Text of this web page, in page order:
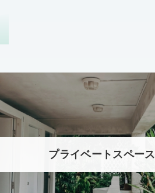
プライベートスペース